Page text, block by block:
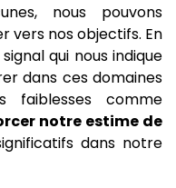
nous pouvons
vers nos objectifs. En
qui nous indique
dans ces domaines
faiblesses comme
notre estime de
dans notre